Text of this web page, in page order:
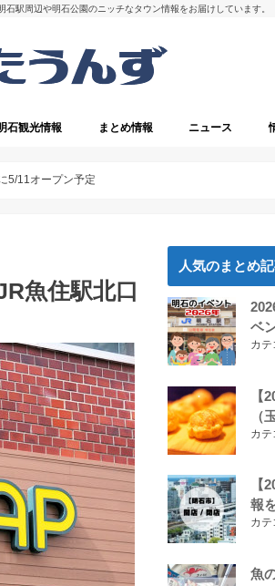
駅周辺や明石公園のニッチなタウン情報をお届けしています。
石観光情報 まとめ情報 ニュース
5/11オープン予定
魚住駅北口
人気のまとめ
ベ
カテ
【
（
カテ
【
報
カテ
魚